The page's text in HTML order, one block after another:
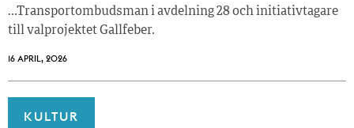
…Transportombudsman i avdelning 28 och initiativtagare
till valprojektet Gallfeber.
16 APRIL, 2026
KULTUR